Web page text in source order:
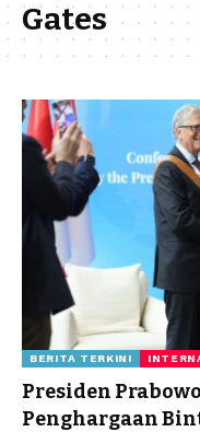
Gates
BERITA TERKINI
Presiden
Penghargaan